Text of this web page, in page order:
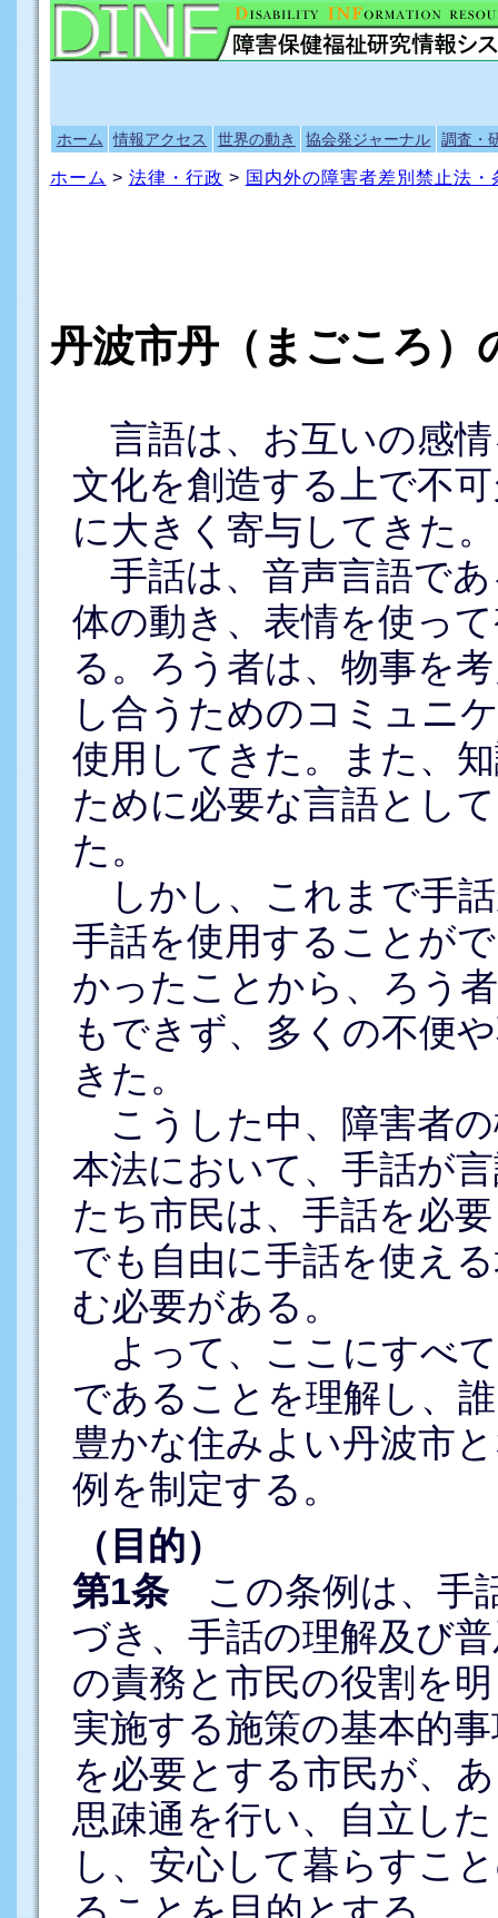
ホーム 情報アクセス 世界の動き 協会発ジャーナル 調査・
ホーム > 法律・行政 > 国内外の障害者差別禁止法
丹波市丹（まごころ）
言語は、お互いの感
文化を創造する上で不
に大きく寄与してきた。
手話は、音声言語で
体の動き、表情を使っ
る。ろう者は、物事を
し合うためのコミュニ
使用してきた。また、
ために必要な言語とし
た。
しかし、これまで手
手話を使用することが
かったことから、ろう
もできず、多くの不便
きた。
こうした中、障害者
本法において、手話が
たち市民は、手話を必
でも自由に手話を使え
む必要がある。
よって、ここにすべ
であることを理解し、
豊かな住みよい丹波市
例を制定する。
（目的）
第1条この条例は、手
づき、手話の理解及び
の責務と市民の役割を
実施する施策の基本的
を必要とする市民が、
思疎通を行い、自立し
し、安心して暮らすこ